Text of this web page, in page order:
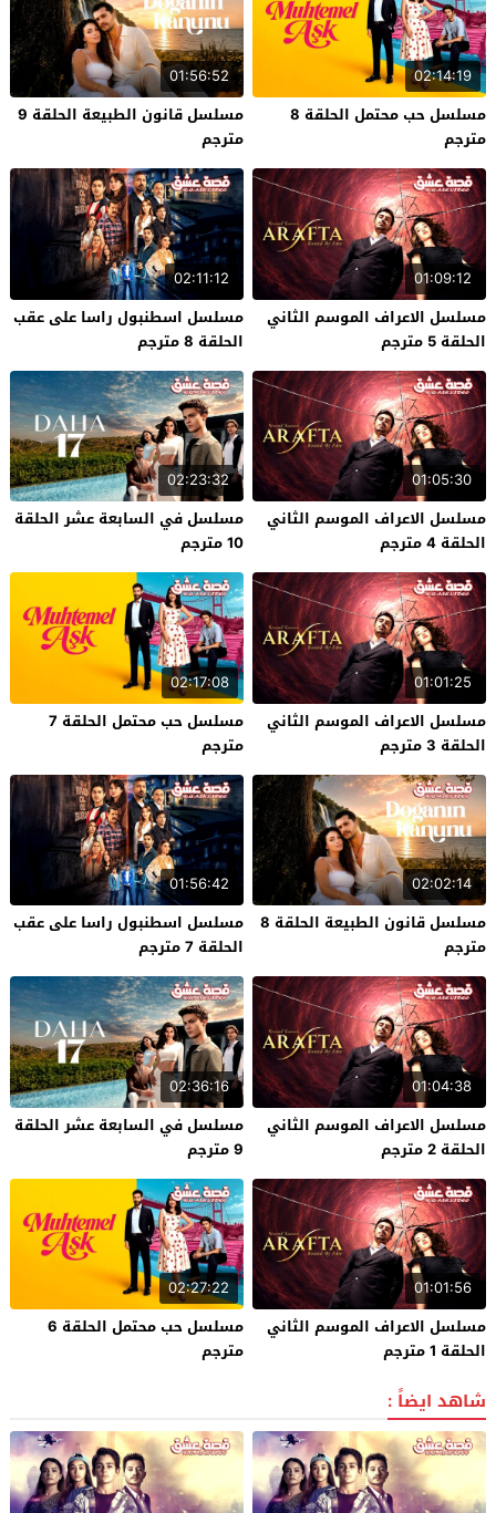
02:14:19
مسلسل حب محتمل الحلقة 8
مترجم
01:56:52
مسلسل قانون الطبيعة الحلقة 9
مترجم
01:09:12
مسلسل الاعراف الموسم الثاني
الحلقة 5 مترجم
02:11:12
مسلسل اسطنبول راسا على عقب
الحلقة 8 مترجم
01:05:30
مسلسل الاعراف الموسم الثاني
الحلقة 4 مترجم
02:23:32
مسلسل في السابعة عشر الحلقة
10 مترجم
01:01:25
مسلسل الاعراف الموسم الثاني
الحلقة 3 مترجم
02:17:08
مسلسل حب محتمل الحلقة 7
مترجم
02:02:14
مسلسل قانون الطبيعة الحلقة 8
مترجم
01:56:42
مسلسل اسطنبول راسا على عقب
الحلقة 7 مترجم
01:04:38
مسلسل الاعراف الموسم الثاني
الحلقة 2 مترجم
02:36:16
مسلسل في السابعة عشر الحلقة
9 مترجم
01:01:56
مسلسل الاعراف الموسم الثاني
الحلقة 1 مترجم
02:27:22
مسلسل حب محتمل الحلقة 6
مترجم
شاهد ايضاً :